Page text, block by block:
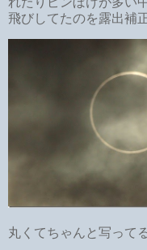
飛びしてたのを露出補
丸くてちゃんと写って